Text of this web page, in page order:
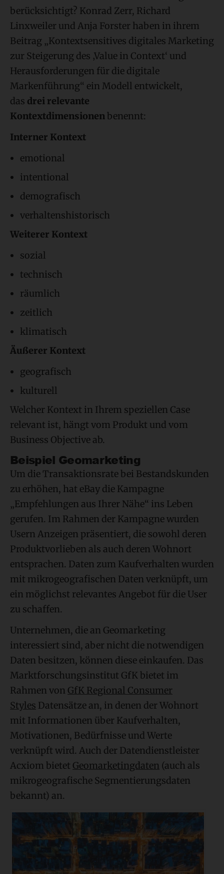
berücksichtigt? Konrad Zerr, Richard
Linxweiler und Anja Forster haben in ihrem
Beitrag „Kontextsensitives digitales Marketing
zur Steigerung des ‚Value in Context‘ und
Herausforderungen für die digitale
Markenführung“ ein Modell entwickelt,
das drei relevante
Kontextdimensionen benennt:
Interner Kontext
emotional
intentional
demografisch
verhaltenshistorisch
Weiterer Kontext
sozial
technisch
räumlich
zeitlich
klimatisch
Äußerer Kontext
geografisch
kulturell
Welcher Kontext in Ihrem speziellen Case
relevant ist, hängt vom Produkt und vom
Business Objective ab.
Beispiel Geomarketing
Um die Transaktionsrate bei Bestandskunden
zu erhöhen, hat eBay die Kampagne
„Empfehlungen aus Ihrer Nähe“ ins Leben
gerufen. Im Rahmen der Kampagne wurden
Usern Anzeigen präsentiert, die sowohl deren
Produktvorlieben als auch deren Wohnort
entsprachen. Daten zum Kaufverhalten wurden
mit mikrogeografischen Daten verknüpft, um
ein möglichst relevantes Angebot für die User
zu schaffen.
Unternehmen, die an Geomarketing
interessiert sind, aber nicht die notwendigen
Daten besitzen, können diese einkaufen. Das
Marktforschungsinstitut GfK bietet im
Rahmen von GfK Regional Consumer
Styles Datensätze an, in denen der Wohnort
mit Informationen über Kaufverhalten,
Motivationen, Bedürfnisse und Werte
verknüpft wird. Auch der Datendienstleister
Acxiom bietet Geomarketingdaten (auch als
mikrogeografische Segmentierungsdaten
bekannt) an.